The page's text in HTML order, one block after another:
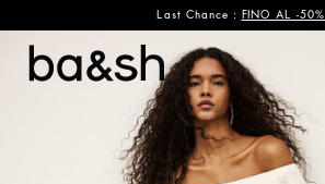
Last Chance : FINO AL -50%
ba&sh